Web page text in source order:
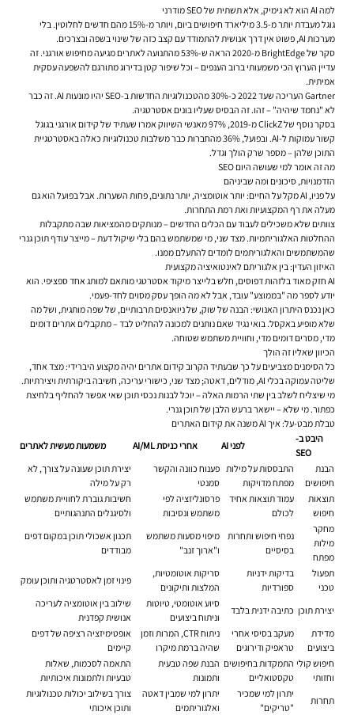
למה AI הוא לא גימיק, אלא תשתית של SEO מודרני
גוגל מעבדת יותר מ-3.5 מיליארד חיפושים ביום, ויותר מ-15% מהם חדשים לחלוטין. בלי
מערכות AI, פשוט אין דרך אנושית להתמודד עם קצב כזה של שינוי בשפה ובצרכים.
סקר של BrightEdge מ-2020 הראה ש-53% מהתנועה לאתרים מגיעה מחיפוש אורגני. זה
עדיין הערוץ הכי משמעותי ברוב הענפים – וכל שיפור קטן בדירוג מתורגם להשפעה עסקית
אמיתית.
Gartner העריכה שעד 2022 כ-30% מהטכנולוגיות החדשות ב-SEO יהיו מונעות AI. זה כבר
לא "נחמד שיהיה" – זהו. זה הבסיס שעליו בונים אסטרטגיה.
בסקר נוסף של ClickZ מ-2019, 97% מאנשי השיווק אמרו שעתיד של
קידום אורגני בגוגל
קשור עמוקות ל-AI. ובפועל, 36% מהחברות כבר משלבות טכנולוגיות כאלה באסטרטגיית
התוכן שלהן – מספר שרק הולך וגדל.
מה זה אומר למי שעושה היום SEO
הזדמנויות, סיכונים ומה שביניהם
על פניו, AI מקל על החיים: יותר אוטומציה, יותר נתונים, פחות השערות. אבל בפועל הוא גם
מעלה את רף המקצועיות ואת רמת התחרות.
צוותים שלא משכילים לעבוד עם הכלים החדשים – מנותקים מהמציאות שבה מתקבלות
ההחלטות האלגוריתמיות. מצד שני, מי שמשתמש בהם בלי שיקול דעת – מייצר עודף תוכן גנרי
שהמשתמשים והאלגוריתמים לומדים להתעלם ממנו.
האיזון העדין: בין אלגוריתם לאינטואיציה מקצועית
AI חזק מאוד בלזהות דפוסים, חלש בלייצר מיקוד אסטרטגי מותאם למותג אחד ספציפי. הוא
יודע לספר מה "בממוצע" עובד, אבל לא מה הופך עסק מסוים לחד-פעמי.
כאן נכנס היתרון האנושי: הבנה של שוק, של ניואנסים תרבותיים, של שפה מותגית, ושל מה
שלא מופיע באקסל. בואי נגיד שאם נותנים למכונה להחליט לבד – מתקבלים אתרים דומים
מדי, מסרים דומים מדי, וחוויית משתמש שטוחה.
הכיוון שאליו זה הולך
כל הסימנים מצביעים על כך שבעתיד הקרוב קידום אתרים יהיה מקצוע היברידי: מצד אחד,
שליטה עמוקה בכלי AI, מודלים, דאטה; מצד שני, כישורי עריכה, חשיבה ביקורתית ויצירתיות.
מי שיצליח לשלב בין שתי הרמות האלה – יוכל לבנות נכסי תוכן שאי אפשר להחליף בלחיצת
כפתור. מי שלא – יישאר ברעש הלבן של תוכן גנרי.
טבלת מבט-על: איך AI משנה את קידום האתרים
היבט ב-
SEO
לפני AI אחרי כניסת AI/ML
משמעות מעשית לאתרים
הבנת
חיפושים
התבססות על מילות
מפתח מדויקות
פענוח כוונה והקשר
סמנטי
יצירת תוכן שעונה על צורך, לא
רק על מילה
תוצאות
חיפוש
עמוד תוצאות אחיד
לכולם
פרסונליזציה לפי
משתמש ונסיבות
חשיבות גוברת לחוויית משתמש
ולסיגנלים התנהגותיים
מחקר
מילות
מפתח
נפחי חיפוש ותחרות
בסיסיים
מיפוי מסעות משתמש
ו"ארוך זנב"
תכנון אשכולי תוכן במקום דפים
מבודדים
תפעול
טכני
בדיקות ידניות
ספורדיות
סריקות אוטומטיות,
המלצות ותיקונים
פינוי זמן לאסטרטגיה ותוכן עומק
יצירת תוכן כתיבה ידנית בלבד
סיוע אוטומטי, טיוטות
וניתוח ביצועים
שילוב בין אוטומציה לעריכה
אנושית קפדנית
מדידת
ביצועים
מעקב בסיסי אחרי
טראפיק ודירוגים
ניתוח CTR, המרות וזמן
שהיה ברמת מיקרו
אופטימיזציה רציפה של דפים
קיימים
חיפוש קולי
וחזותי
התמקדות בחיפושים
טקסטואליים
הבנת שפה טבעית
ותמונות
התאמה לסכמות, שאלות
טבעיות ולתמונות איכותיות
תחרות
יתרון למי שמכיר
"טריקים"
יתרון למי שמבין דאטה
ואלגוריתמים
צורך בשילוב יכולות טכנולוגיות
ותוכן איכותי